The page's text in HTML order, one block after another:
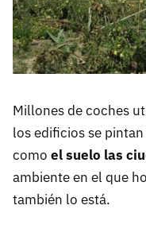
Millones de coches
los edificios se
como el suelo las
ambiente en el que
también lo está.